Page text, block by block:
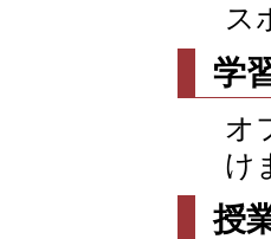
ス
学
オ
け
授